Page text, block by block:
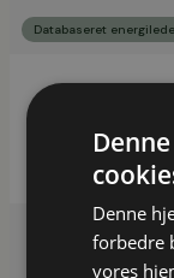
Databaseret
Salling
Netto
Denne
forbedre
vores